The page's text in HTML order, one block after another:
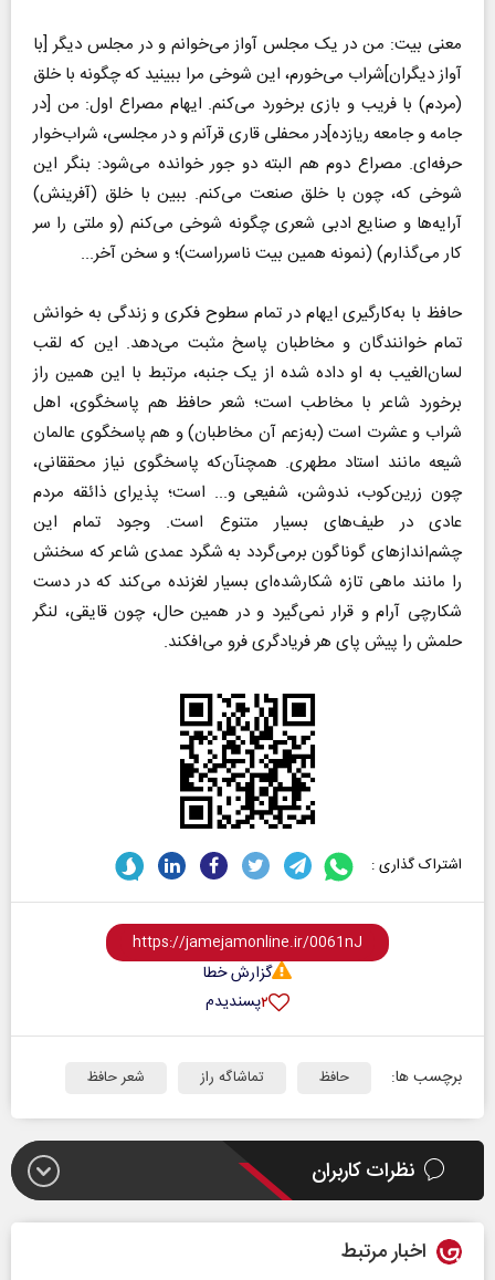
معنی بیت: من در یک مجلس آواز می‌خوانم و در مجلس دیگر [با
آواز دیگران]شراب می‌خورم، این شوخی مرا ببینید که چگونه با خلق
(مردم) با فریب و بازی برخورد می‌کنم. ایهام مصراع اول: من [در
جامه و جامعه ریازده]در محفلی قاری قرآنم و در مجلسی، شراب‌خوار
حرفه‌ای. مصراع دوم هم البته دو جور خوانده می‌شود: بنگر این
شوخی که، چون با خلق صنعت می‌کنم. ببین با خلق (آفرینش)
آرایه‌ها و صنایع ادبی شعری چگونه شوخی می‌کنم (و ملتی را سر
کار می‌گذارم) (نمونه همین بیت ناسرراست)؛ و سخن آخر...
حافظ با به‌کارگیری ایهام در تمام سطوح فکری و زندگی به خوانش
تمام خوانندگان و مخاطبان پاسخ مثبت می‌دهد. این که لقب
لسان‌الغیب به او داده شده از یک جنبه، مرتبط با این همین راز
برخورد شاعر با مخاطب است؛ شعر حافظ هم پاسخگوی، اهل
شراب و عشرت است (به‌زعم آن مخاطبان) و هم پاسخگوی عالمان
شیعه مانند استاد مطهری. همچنآن‌که پاسخگوی نیاز محققانی،
چون زرین‌کوب، ندوشن، شفیعی و... است؛ پذیرای ذائقه مردم
عادی در طیف‌های بسیار متنوع است. وجود تمام این
چشم‌انداز‌های گوناگون برمی‌گردد به شگرد عمدی شاعر که سخنش
را مانند ماهی تازه شکارشده‌ای بسیار لغزنده می‌کند که در دست
شکارچی آرام و قرار نمی‌گیرد و در همین حال، چون قایقی، لنگر
حلمش را پیش پای هر فریادگری فرو می‌افکند.
اشتراک گذاری :
گزارش خطا
پسندیدم۲
برچسب ها: حافظ تماشاگه راز شعر حافظ
نظرات کاربران
اخبار مرتبط